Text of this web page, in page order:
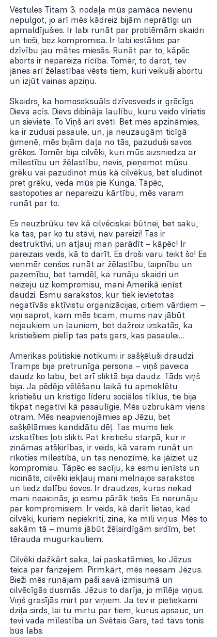
Vēstules Titam 3. nodaļa mūs pamāca nevienu
nepulgot, jo arī mēs kādreiz bijām neprātīgi un
apmaldījušies. Ir labi runāt par problēmām skaidri
un tieši, bez kompromisa. Ir labi iestāties par
dzīvību jau mātes miesās. Runāt par to, kāpēc
aborts ir nepareiza rīcība. Tomēr, to darot, tev
jānes arī žēlastības vēsts tiem, kuri veikuši abortu
un izjūt vainas apziņu.
Skaidrs, ka homoseksuāls dzīvesveids ir grēcīgs
Dieva acīs. Dievs dibināja laulību, kuru veido vīrietis
un sieviete. To Viņš arī svētī. Bet mēs apzināmies,
ka ir zudusi pasaule, un, ja neuzaugām ticīgā
ģimenē, mēs bijām daļa no tās, pazuduši savos
grēkos. Tomēr bija cilvēki, kuri mūs aizsniedza ar
mīlestību un žēlastību, nevis, pieņemot mūsu
grēku vai pazudinot mūs kā cilvēkus, bet sludinot
pret grēku, veda mūs pie Kunga. Tāpēc,
sastopoties ar nepareizu kārtību, mēs varam
runāt par to.
Es neuzbrūku tev kā cilvēciskai būtnei, bet saku,
ka tas, par ko tu stāvi, nav pareizi! Tas ir
destruktīvi, un atļauj man parādīt – kāpēc! Ir
pareizais veids, kā to darīt. Es droši varu teikt šo! Es
vienmēr cenšos runāt ar žēlastību, laipnību un
pazemību, bet tamdēļ, ka runāju skaidri un
neizeju uz kompromisu, mani Amerikā ienīst
daudzi. Esmu sarakstos, kur tiek ievietotas
negatīvās aktīvistu organizācijas, citiem vārdiem –
viņi saprot, kam mēs ticam, mums nav jābūt
nejaukiem un ļauniem, bet dažreiz izskatās, ka
kristiešiem pielīp tas pats gars, kas pasaulei…
Amerikas politiskie notikumi ir sašķēluši draudzi.
Tramps bija pretrunīga persona – viņš paveica
daudz ko labu, bet arī sliktā bija daudz. Tāds viņš
bija. Ja pēdējo vēlēšanu laikā tu apmeklētu
kristiešu un kristīgo līderu sociālos tīklus, tie bija
tikpat negatīvi kā pasaulīgie. Mēs uzbrukām viens
otram. Mēs neapvienojāmies ap Jēzu, bet
sašķēlāmies kandidātu dēļ. Tas mums liek
izskatīties ļoti slikti. Pat kristiešu starpā, kur ir
zināmas atšķirības, ir veids, kā varam runāt un
rīkoties mīlestībā, un tas nenozīmē, ka jāiziet uz
kompromisu. Tāpēc es sacīju, ka esmu ienīsts un
nicināts, cilvēki iekļauj mani melnajos sarakstos
un liedz dalību šovos. Ir draudzes, kuras nekad
mani neaicinās, jo esmu pārāk tiešs. Es nerunāju
par kompromisiem. Ir veids, kā darīt lietas, kad
cilvēki, kuriem nepiekrīti, zina, ka mīli viņus. Mēs to
sakām tā – mums jābūt žēlsirdīgām sirdīm, bet
tērauda mugurkauliem.
Cilvēki dažkārt saka, lai paskatāmies, ko Jēzus
teica par farizejiem. Pirmkārt, mēs neesam Jēzus.
Bieži mēs runājam paši savā izmisumā un
cilvēcīgās dusmās. Jēzus to darīja, jo mīlēja viņus.
Viņš grasījās mirt par viņiem. Ja tev ir pietiekami
dziļa sirds, lai tu mirtu par tiem, kurus apsauc, un
tevi vada mīlestība un Svētais Gars, tad tavs tonis
būs labs.